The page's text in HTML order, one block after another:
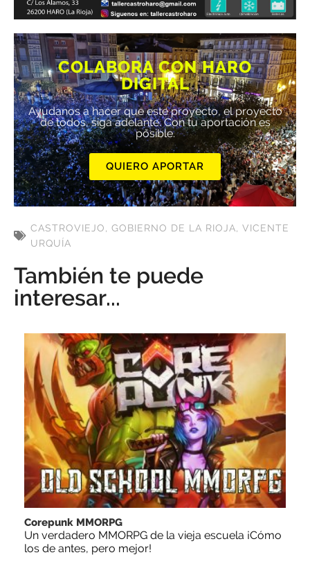
COLABORA CON HARO
DIGITAL
Ayúdanos a hacer que este proyecto, el proyecto
de todos, siga adelante. Con tu aportación es
posible.
QUIERO APORTAR
CASTROVIEJO, GOBIERNO DE LA RIOJA, VICENTE
URQUÍA
También te puede
interesar...
Corepunk MMORPG
Un verdadero MMORPG de la vieja escuela ¡Cómo
los de antes, pero mejor!